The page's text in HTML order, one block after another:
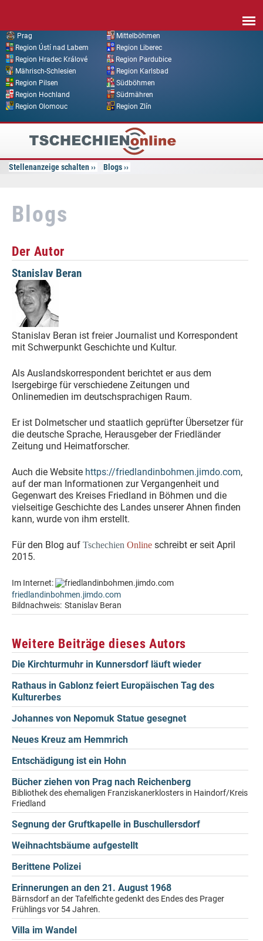
Prag
Mittelböhmen
Region Ústí nad Labem
Region Liberec
Region Hradec Králové
Region Pardubice
Mährisch-Schlesien
Region Karlsbad
Region Pilsen
Südböhmen
Region Hochland
Südmähren
Region Olomouc
Region Zlín
Tschechien
Online
Stellenanzeige schalten Blogs
Blogs
Der Autor
Stanislav Beran
Stanislav Beran ist freier Journalist und Korrespondent
mit Schwerpunkt Geschichte und Kultur.
Als Auslandskorrespondent berichtet er aus dem
Isergebirge für verschiedene Zeitungen und
Onlinemedien im deutschsprachigen Raum.
Er ist Dolmetscher und staatlich geprüfter Übersetzer für
die deutsche Sprache, Herausgeber der Friedländer
Zeitung und Heimatforscher.
Auch die Website https://friedlandinbohmen.jimdo.com,
auf der man Informationen zur Vergangenheit und
Gegenwart des Kreises Friedland in Böhmen und die
vielseitige Geschichte des Landes unserer Ahnen finden
kann, wurde von ihm erstellt.
Für den Blog auf Tschechien Online schreibt er seit April
2015.
Im Internet:
friedlandinbohmen.jimdo.com
Bildnachweis: Stanislav Beran
Weitere Beiträge dieses Autors
Die Kirchturmuhr in Kunnersdorf läuft wieder
Rathaus in Gablonz feiert Europäischen Tag des
Kulturerbes
Johannes von Nepomuk Statue gesegnet
Neues Kreuz am Hemmrich
Entschädigung ist ein Hohn
Bücher ziehen von Prag nach Reichenberg
Bibliothek des ehemaligen Franziskanerklosters in Haindorf/Kreis
Friedland
Segnung der Gruftkapelle in Buschullersdorf
Weihnachtsbäume aufgestellt
Berittene Polizei
Erinnerungen an den 21. August 1968
Bärnsdorf an der Tafelfichte gedenkt des Endes des Prager
Frühlings vor 54 Jahren.
Villa im Wandel